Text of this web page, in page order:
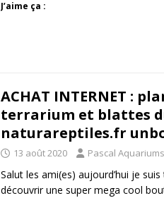
J’aime ça :
ACHAT INTERNET :
terrarium et blattes
naturareptiles.fr
13 août 2020 Pascal
Salut les ami(es) aujourd’hui je
découvrir une super mega cool